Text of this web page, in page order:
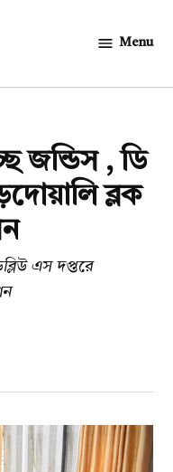
Menu
জন্ডিস , ডি
ব্লক
এস দপ্তরে